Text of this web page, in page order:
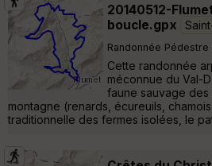
20140512-
boucle.gpx
Randonnée Pédestre
Cette randonnée
méconnue du Val-
faune sauvage
montagne (renards, écureuils,
traditionnelle des fermes isolées, le